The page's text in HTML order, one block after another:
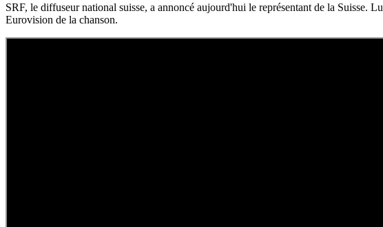
SRF, le diffuseur national suisse, a annoncé aujourd'hui le représentant de la Suisse.
Eurovision de la chanson.